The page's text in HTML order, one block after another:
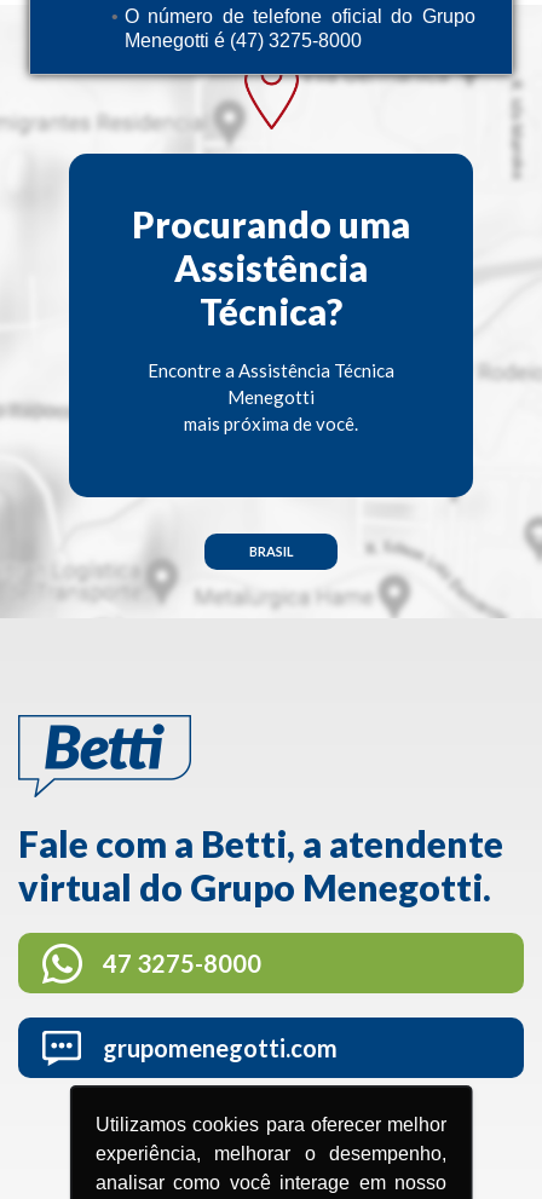
O número de telefone oficial do Grupo
Menegotti é (47) 3275-8000
Utilizamos cookies para oferecer melhor
experiência, melhorar o desempenho,
analisar como você interage em nosso
Procurando uma
Assistência
Técnica?
Encontre a Assistência Técnica
Menegotti
mais próxima de você.
BRASIL
Fale com a Betti, a atendente
virtual do Grupo Menegotti.
47 3275-8000
grupomenegotti.com